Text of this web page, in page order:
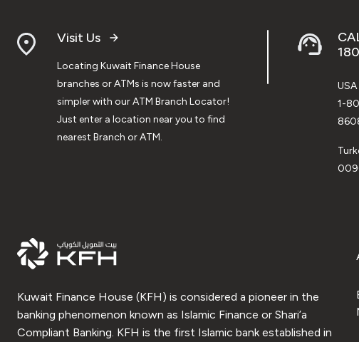
Visit Us
Locating Kuwait Finance House
branches or ATMs is now faster and
simpler with our ATM Branch Locator!
Just enter a location near you to find
nearest Branch or ATM.
1-
Kuwait Finance House (KFH) is considered a pioneer in the
banking phenomenon known as Islamic Finance or Shari’a
Compliant Banking. KFH is the first Islamic bank established in